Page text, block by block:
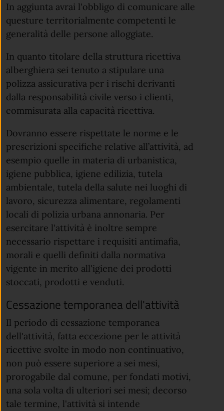
In aggiunta avrai l'obbligo di comunicare alle
questure territorialmente competenti le
generalità delle persone alloggiate.
In quanto titolare della struttura ricettiva
alberghiera sei tenuto a stipulare una
polizza assicurativa per i rischi derivanti
dalla responsabilità civile verso i clienti,
commisurata alla capacità ricettiva.
Dovranno essere rispettate le norme e le
prescrizioni specifiche relative all’attività, ad
esempio quelle in materia di urbanistica,
igiene pubblica, igiene edilizia, tutela
ambientale, tutela della salute nei luoghi di
lavoro, sicurezza alimentare, regolamenti
locali di polizia urbana annonaria. Per
esercitare l'attività è inoltre sempre
necessario rispettare i requisiti antimafia,
morali e quelli definiti dalla normativa
vigente in merito all'igiene dei prodotti
stoccati, prodotti e venduti.
Cessazione temporanea dell'attività
Il periodo di cessazione temporanea
dell'attività, fatta eccezione per le attività
ricettive svolte in modo non continuativo,
non può essere superiore a sei mesi,
prorogabile dal comune, per fondati motivi,
una sola volta di ulteriori sei mesi; decorso
tale termine, l'attività si intende